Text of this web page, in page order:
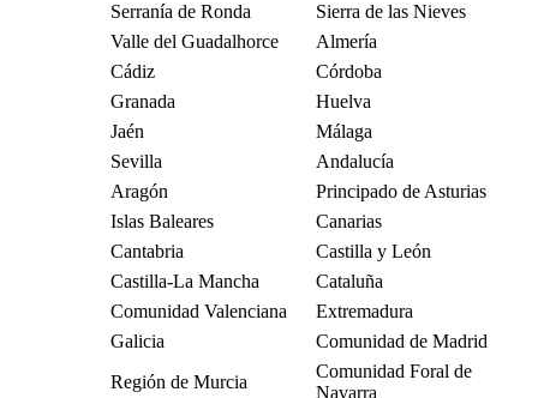
Serranía de Ronda
Sierra de las Nieves
Valle del Guadalhorce
Almería
Cádiz
Córdoba
Granada
Huelva
Jaén
Málaga
Sevilla
Andalucía
Aragón
Principado de Asturias
Islas Baleares
Canarias
Cantabria
Castilla y León
Castilla-La Mancha
Cataluña
Comunidad Valenciana
Extremadura
Galicia
Comunidad de Madrid
Región de Murcia
Comunidad Foral de
Navarra